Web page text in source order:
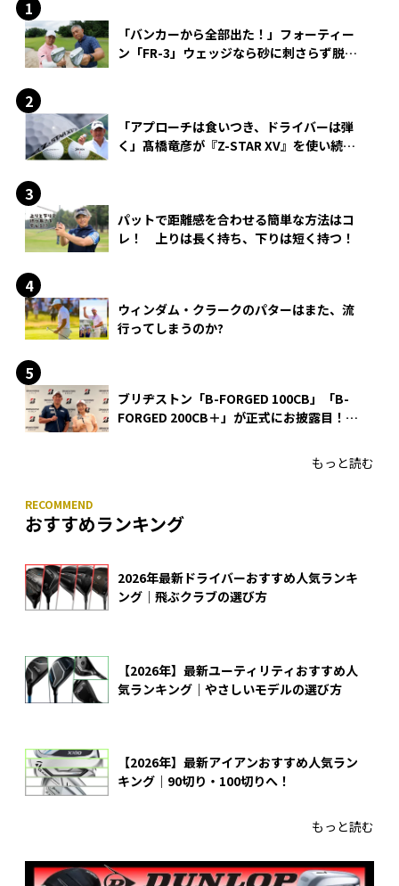
「バンカーから全部出た！」フォーティー
ン「FR-3」ウェッジなら砂に刺さらず脱出
「アプローチは食いつき、ドライバーは弾
く」髙橋竜彦が『Z-STAR XV』を使い続け
パットで距離感を合わせる簡単な方法はコ
レ！ 上りは長く持ち、下りは短く持つ！
ウィンダム・クラークのパターはまた、流
行ってしまうのか?
ブリヂストン「B-FORGED 100CB」「B-
FORGED 200CB＋」が正式にお披露目！
もっと読む
おすすめランキング
2026年最新ドライバーおすすめ人気ランキ
ング｜飛ぶクラブの選び方
【2026年】最新ユーティリティおすすめ人
気ランキング｜やさしいモデルの選び方
【2026年】最新アイアンおすすめ人気ラン
キング｜90切り・100切りへ！
もっと読む